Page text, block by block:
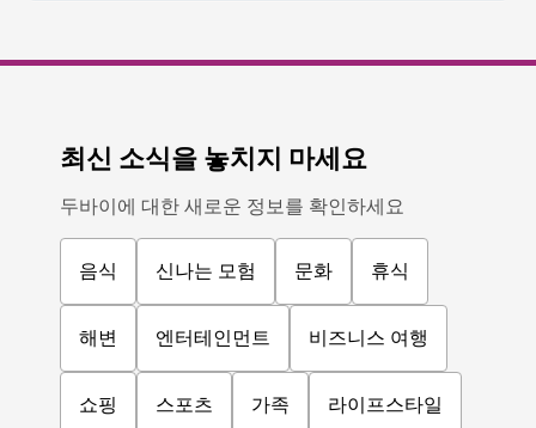
최신 소식을 놓치지 마세요
두바이에 대한 새로운 정보를 확인하세요
음식 신나는 모험 문화 휴식
해변 엔터테인먼트 비즈니스 여행
쇼핑 스포츠 가족 라이프스타일